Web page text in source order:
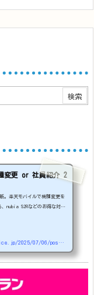
変更 or 社員紹介 2
。楽天モバイルで機種変更を
nubia S2Rなどのお得な対象
We2 Plus #1円
https://www.bookservice.jp/2025/07/06/post-48181